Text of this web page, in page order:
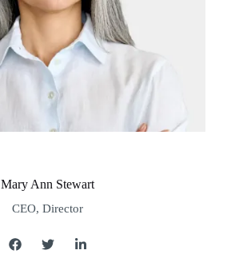
Mary Ann Stewart
CEO, Director